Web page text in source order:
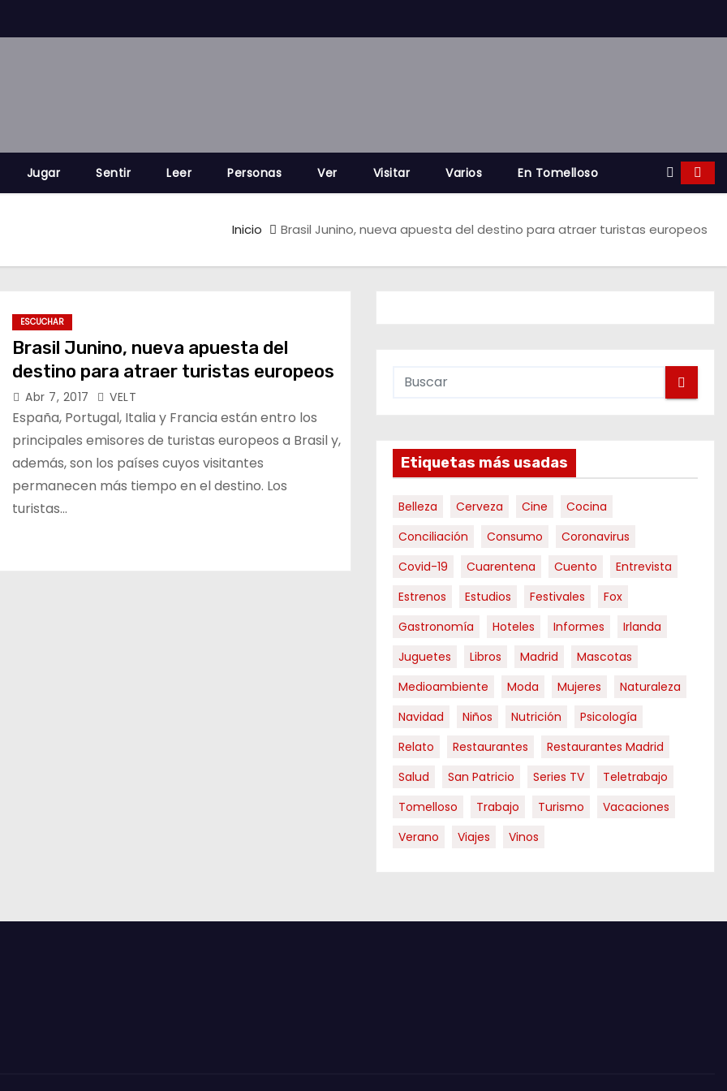
Jugar Sentir Leer Personas Ver Visitar Varios En Tomelloso
Inicio Brasil Junino, nueva apuesta del destino para atraer turistas europeos
ESCUCHAR
Brasil Junino, nueva apuesta del
destino para atraer turistas europeos
Abr 7, 2017 VELT
España, Portugal, Italia y Francia están entro los
principales emisores de turistas europeos a Brasil y,
además, son los países cuyos visitantes
permanecen más tiempo en el destino. Los
turistas…
Etiquetas más usadas
Belleza Cerveza Cine
Cocina
Conciliación
Consumo
Coronavirus
Covid-19
Cuarentena Cuento
Entrevista
Estrenos
Estudios Festivales
Fox
Gastronomía
Hoteles Informes
Irlanda
Juguetes
Libros Madrid
Mascotas
Medioambiente
Moda Mujeres
Naturaleza
Navidad
Niños Nutrición
Psicología
Relato
Restaurantes
Restaurantes Madrid
Salud
San Patricio Series TV
Teletrabajo
Tomelloso
Trabajo Turismo
Vacaciones
Verano
Viajes Vinos